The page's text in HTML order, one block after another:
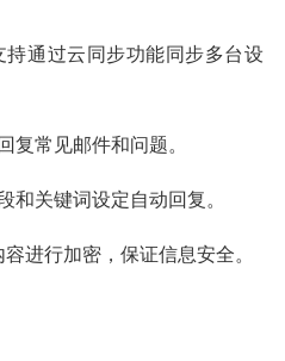
持通过云同步功能同步多台设
复常见邮件和问题。
和关键词设定自动回复。
进行加密，保证信息安全。